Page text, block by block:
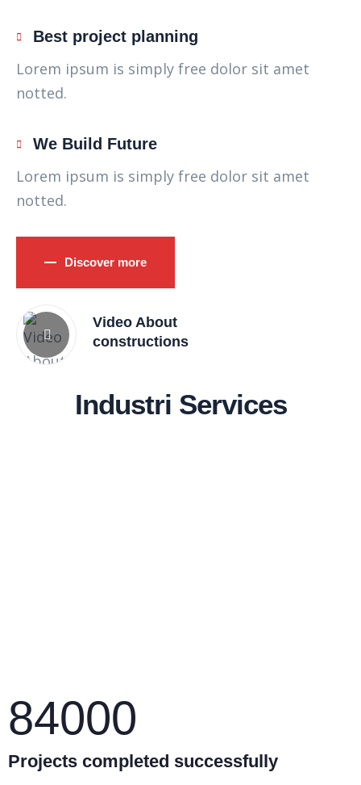
Best project planning
Lorem ipsum is simply free dolor sit amet
notted.
We Build Future
Lorem ipsum is simply free dolor sit amet
notted.
Discover more
Video About
constructions
Industri Services
84000
Projects completed successfully